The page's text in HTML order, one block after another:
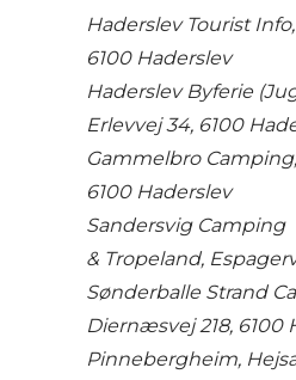
Haderslev Tourist
6100 Haderslev
Haderslev Byferie
Erlevvej 34, 6100
Gammelbro
6100 Haderslev
Sandersvig Camping
& Tropeland,
Sønderballe Strand
Diernæsvej 218, 6100
Pinnebergheim,